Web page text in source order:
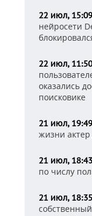
22 июл, 15:09
нейросети
22 июл, 11:50
оказались
поисковике
21 июл, 19:49
жизни
21 июл, 18:43
по числу
21 июл, 18:35